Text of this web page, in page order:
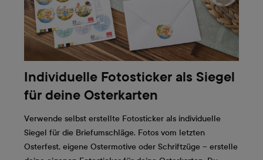
Individuelle Fotosticker als Siegel
für deine Osterkarten
Verwende selbst erstellte Fotosticker als individuelle
Siegel für die Briefumschläge. Fotos vom letzten
Osterfest, eigene Ostermotive oder Schriftzüge – erstelle